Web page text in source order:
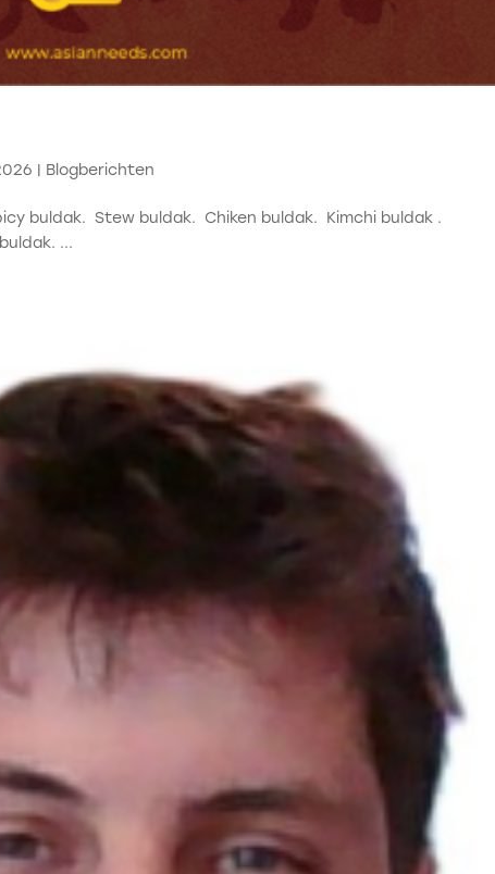
| Blogberichten
buldak. Stew buldak. Chiken buldak. Kimchi buldak .
...